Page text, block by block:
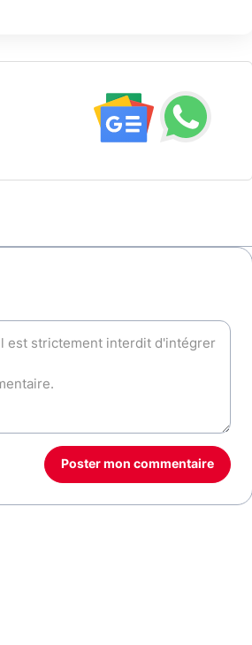
Poster mon commentaire